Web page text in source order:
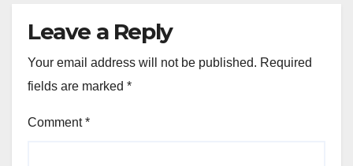
Leave a Reply
Your email address will not be published. Required
fields are marked *
Comment*